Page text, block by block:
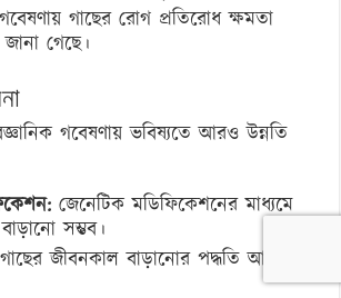
গবেষণায় গাছের রোগ প্রতিরোধ ক্ষমতা
গেছে।
গবেষণায় ভবিষ্যতে আরও উন্নতি
জেনেটিক মডিফিকেশনের মাধ্যমে
সম্ভব।
গাছের জীবনকাল বাড়ানোর পদ্ধতি আবিষ্কার